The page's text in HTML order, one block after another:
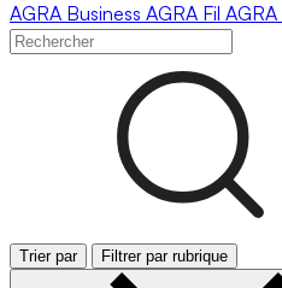
AGRA Business AGRA Fil AGRA
Trier par Filtrer par rubrique